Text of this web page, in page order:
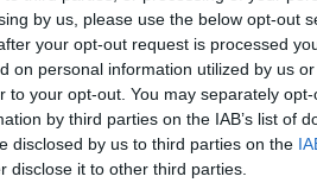
by us, please use the below opt-out
your opt-out request is processed
on personal information utilized by us
to your opt-out. You may separately
by third parties on the IAB’s list of
disclosed by us to third parties on the
disclose it to other third parties.